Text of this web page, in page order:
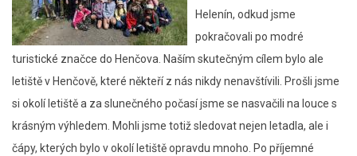
Helenín, odkud jsme
pokračovali po modré
turistické značce do Henčova. Naším skutečným cílem bylo ale
letiště v Henčově, které někteří z nás nikdy nenavštívili. Prošli jsme
si okolí letiště a za slunečného počasí jsme se nasvačili na louce s
krásným výhledem. Mohli jsme totiž sledovat nejen letadla, ale i
čápy, kterých bylo v okolí letiště opravdu mnoho. Po příjemné